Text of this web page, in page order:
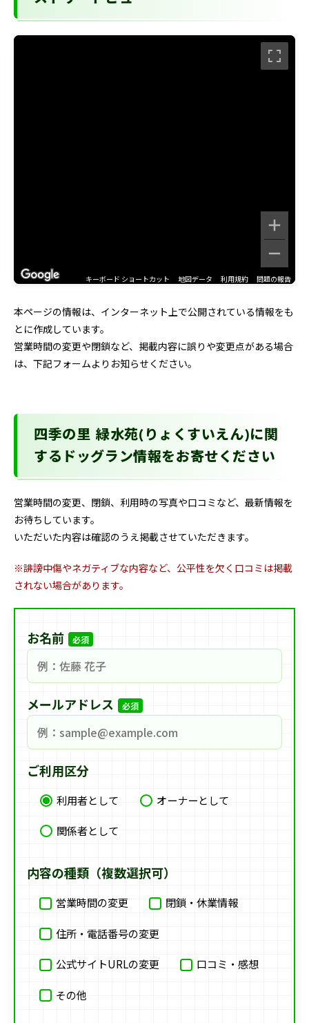
キーボード ショートカット 地図データ 利用規約 問題の報告
本ページの情報は、インターネット上で公開されている情報をも
とに作成しています。
営業時間の変更や閉鎖など、掲載内容に誤りや変更点がある場合
は、下記フォームよりお知らせください。
四季の里 緑水苑(りょくすいえん)に関
するドッグラン情報をお寄せください
営業時間の変更、閉鎖、利用時の写真や口コミなど、最新情報を
お待ちしています。
いただいた内容は確認のうえ掲載させていただきます。
※誹謗中傷やネガティブな内容など、公平性を欠く口コミは掲載
されない場合があります。
お名前 必須
メールアドレス 必須
ご利用区分
利用者として
オーナーとして
関係者として
内容の種類（複数選択可）
営業時間の変更 閉鎖・休業情報
住所・電話番号の変更
公式サイトURLの変更 口コミ・感想
その他